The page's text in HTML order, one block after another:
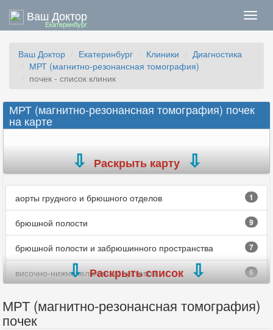
Ваш Доктор
Екатеринбург
Ваш Доктор Екатеринбург Клиники
Диагностика
МРТ (магнитно-резонансная томография)
почек - список клиник
МРТ (магнитно-резонансная томография) почек
на карте
Раскрыть карту
аорты грудного и брюшного отделов 1
брюшной полости 9
брюшной полости и забрюшинного пространства 7
височно-нижнечелюстных суставов 6
всего организма
всего позвоночника
Раскрыть список
МРТ (магнитно-резонансная томография)
почек